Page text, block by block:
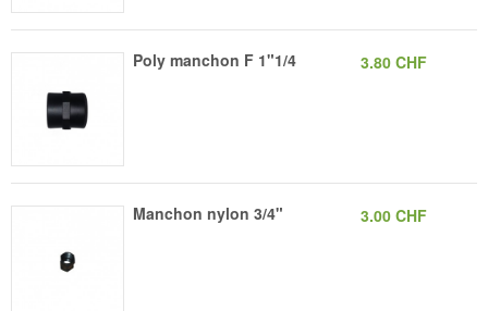
Poly manchon F 1"1/4 3.80 CHF
Manchon nylon 3/4" 3.00 CHF